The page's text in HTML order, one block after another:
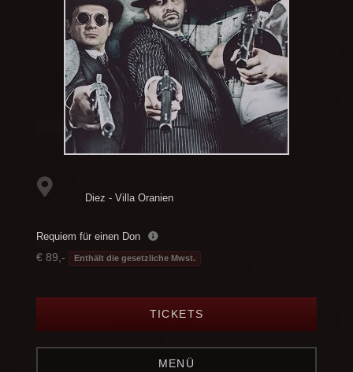
Diez - Villa Oranien
Requiem für einen Don
€ 89,- Enthält die gesetzliche Mwst.
TICKETS
MENÜ